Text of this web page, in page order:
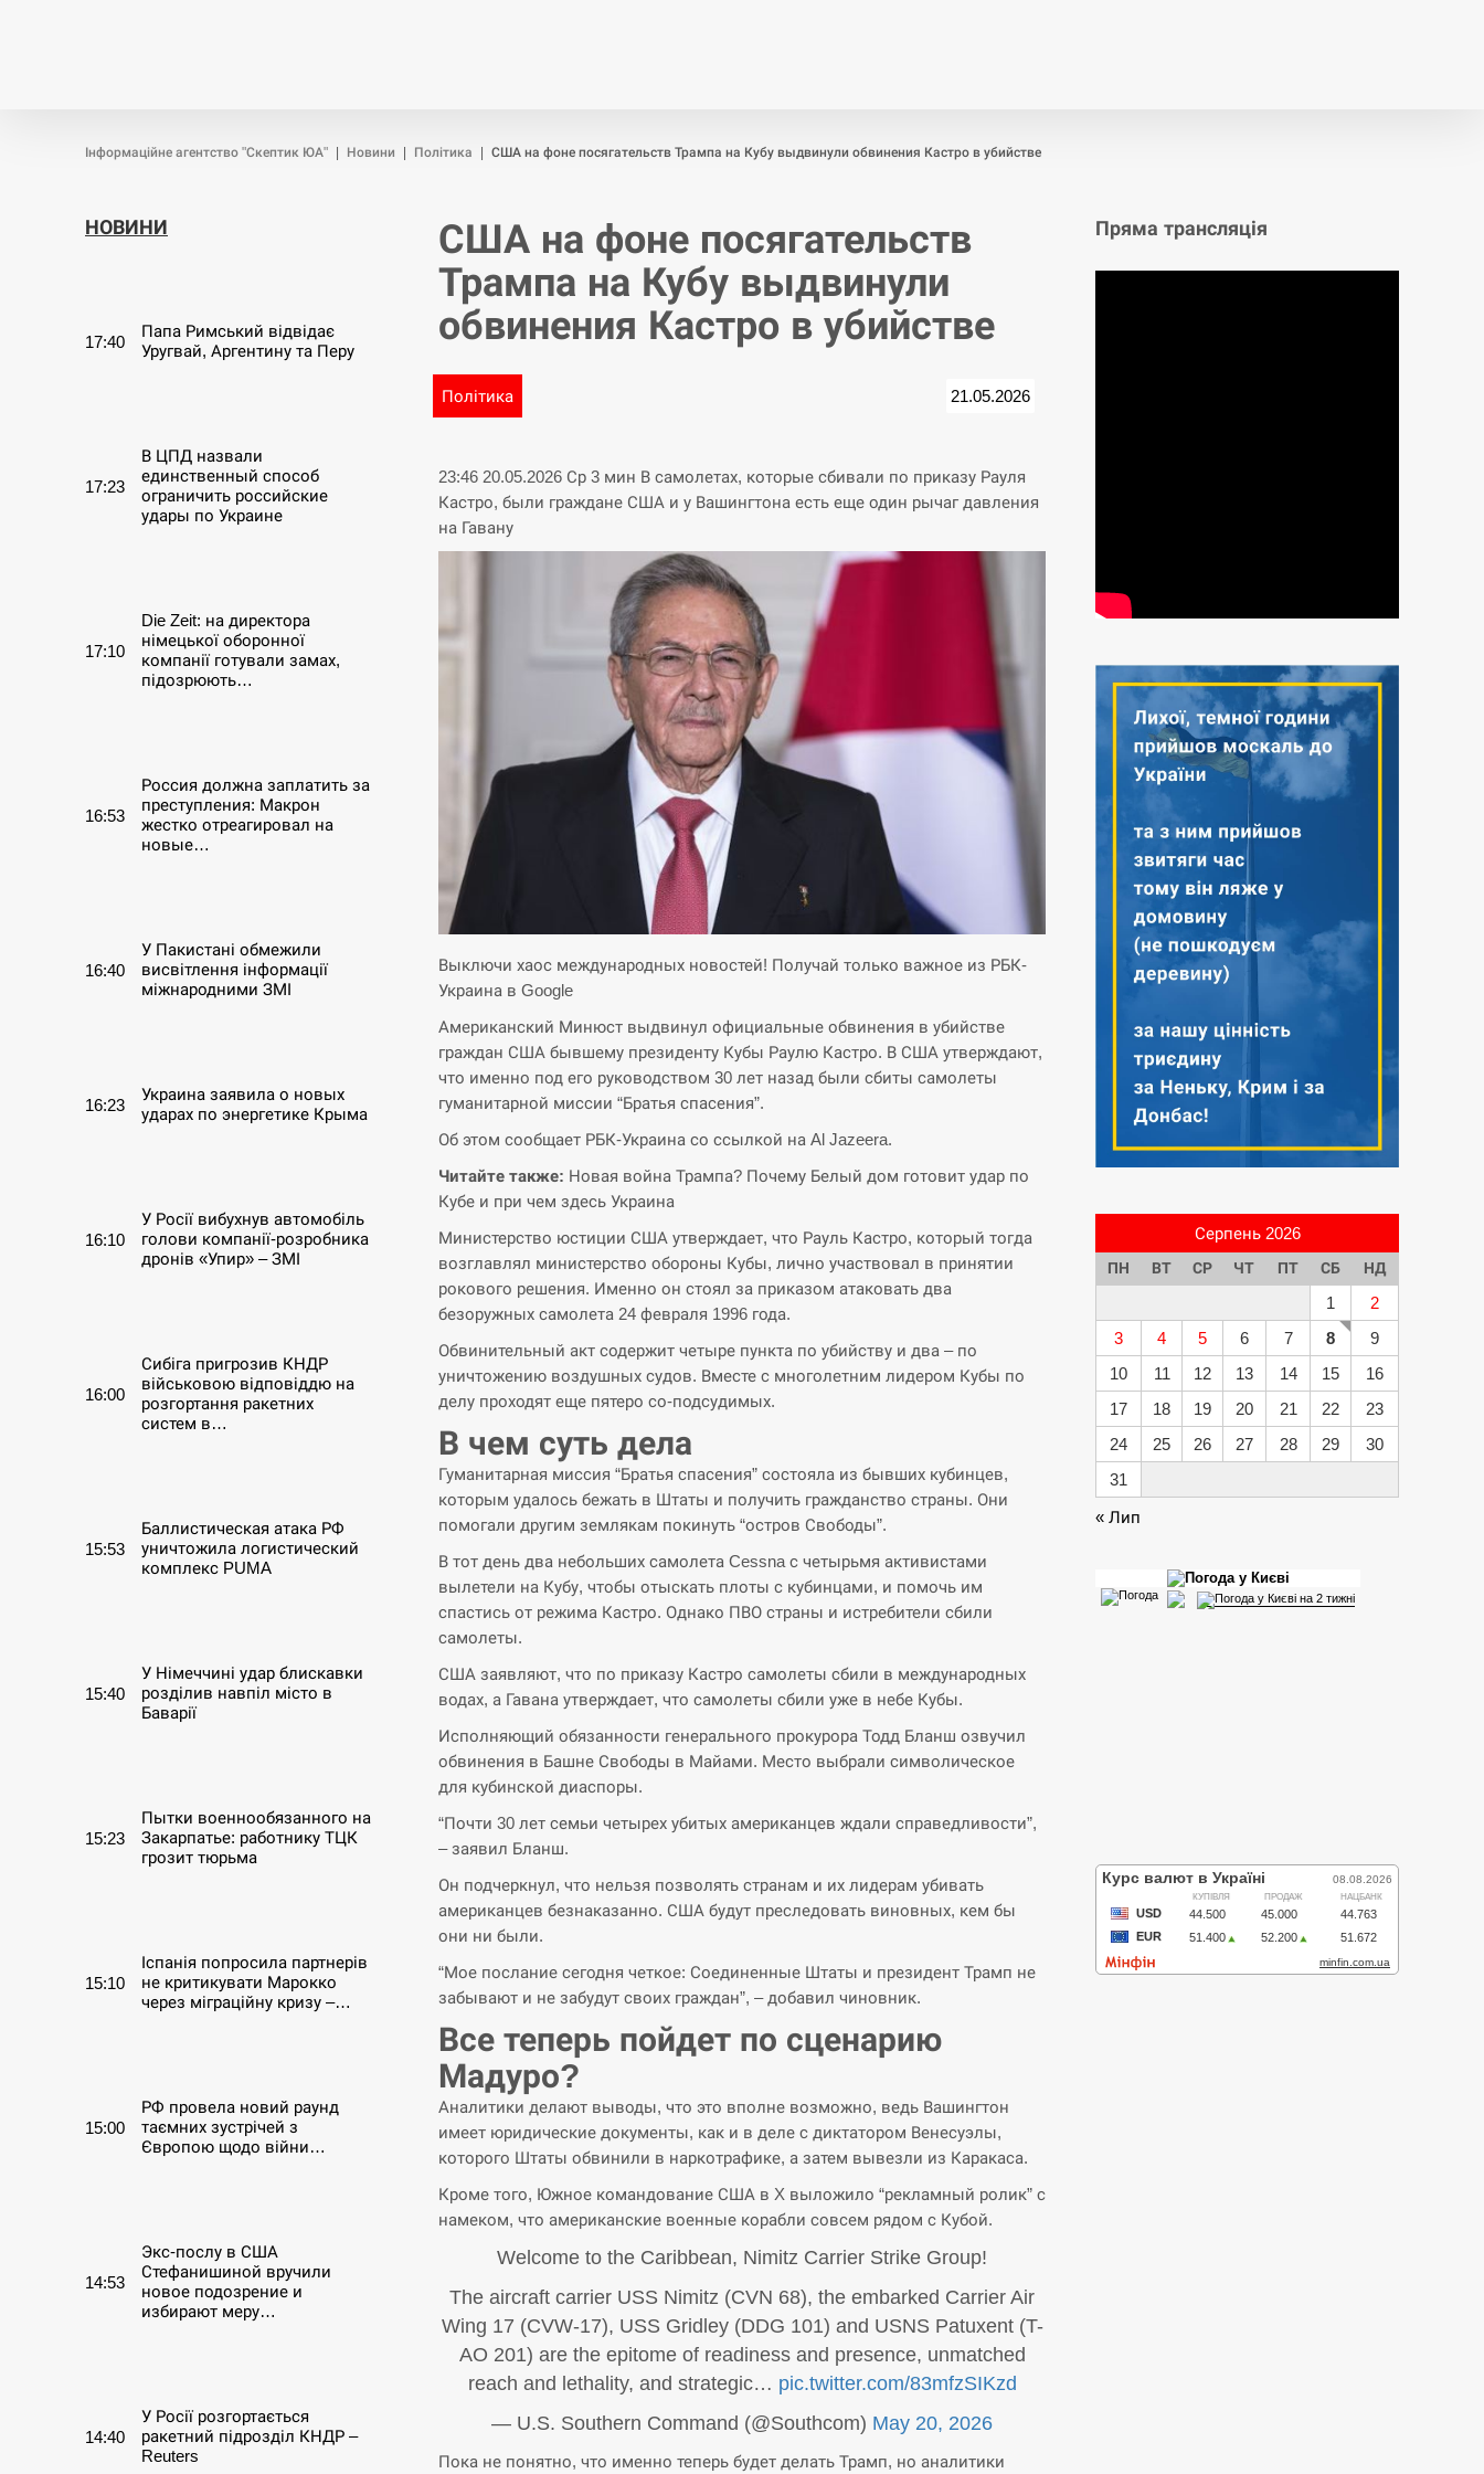
Інформаційне агентство "Скептик ЮА" Новини Політика США на фоне посягательств Трампа на Кубу выдвинули обвинения Кастро в убийстве
НОВИНИ
17:40
Папа Римський відвідає
Уругвай, Аргентину та Перу
17:23
В ЦПД назвали
единственный способ
ограничить российские
удары по Украине
17:10
Die Zeit: на директора
німецької оборонної
компанії готували замах,
підозрюють…
16:53
Россия должна заплатить за
преступления: Макрон
жестко отреагировал на
новые…
16:40
У Пакистані обмежили
висвітлення інформації
міжнародними ЗМІ
16:23
Украина заявила о новых
ударах по энергетике Крыма
16:10
У Росії вибухнув автомобіль
голови компанії-розробника
дронів «Упир» – ЗМІ
16:00
Сибіга пригрозив КНДР
військовою відповіддю на
розгортання ракетних
систем в…
15:53
Баллистическая атака РФ
уничтожила логистический
комплекс PUMA
15:40
У Німеччині удар блискавки
розділив навпіл місто в
Баварії
15:23
Пытки военнообязанного на
Закарпатье: работнику ТЦК
грозит тюрьма
15:10
Іспанія попросила партнерів
не критикувати Марокко
через міграційну кризу –…
15:00
РФ провела новий раунд
таємних зустрічей з
Європою щодо війни…
14:53
Экс-послу в США
Стефанишиной вручили
новое подозрение и
избирают меру…
14:40
У Росії розгортається
ракетний підрозділ КНДР –
Reuters
США на фоне посягательств
Трампа на Кубу выдвинули
обвинения Кастро в убийстве
Політика 21.05.2026
23:46 20.05.2026 Ср 3 мин В самолетах, которые сбивали по приказу Рауля
Кастро, были граждане США и у Вашингтона есть еще один рычаг давления
на Гавану
Выключи хаос международных новостей! Получай только важное из РБК-
Украина в Google
Американский Минюст выдвинул официальные обвинения в убийстве
граждан США бывшему президенту Кубы Раулю Кастро. В США утверждают,
что именно под его руководством 30 лет назад были сбиты самолеты
гуманитарной миссии “Братья спасения”.
Об этом сообщает РБК-Украина со ссылкой на Al Jazeera.
Читайте также: Новая война Трампа? Почему Белый дом готовит удар по
Кубе и при чем здесь Украина
Министерство юстиции США утверждает, что Рауль Кастро, который тогда
возглавлял министерство обороны Кубы, лично участвовал в принятии
рокового решения. Именно он стоял за приказом атаковать два
безоружных самолета 24 февраля 1996 года.
Обвинительный акт содержит четыре пункта по убийству и два – по
уничтожению воздушных судов. Вместе с многолетним лидером Кубы по
делу проходят еще пятеро со-подсудимых.
В чем суть дела
Гуманитарная миссия “Братья спасения” состояла из бывших кубинцев,
которым удалось бежать в Штаты и получить гражданство страны. Они
помогали другим землякам покинуть “остров Свободы”.
В тот день два небольших самолета Cessna с четырьмя активистами
вылетели на Кубу, чтобы отыскать плоты с кубинцами, и помочь им
спастись от режима Кастро. Однако ПВО страны и истребители сбили
самолеты.
США заявляют, что по приказу Кастро самолеты сбили в международных
водах, а Гавана утверждает, что самолеты сбили уже в небе Кубы.
Исполняющий обязанности генерального прокурора Тодд Бланш озвучил
обвинения в Башне Свободы в Майами. Место выбрали символическое
для кубинской диаспоры.
“Почти 30 лет семьи четырех убитых американцев ждали справедливости”,
– заявил Бланш.
Он подчеркнул, что нельзя позволять странам и их лидерам убивать
американцев безнаказанно. США будут преследовать виновных, кем бы
они ни были.
“Мое послание сегодня четкое: Соединенные Штаты и президент Трамп не
забывают и не забудут своих граждан”, – добавил чиновник.
Все теперь пойдет по сценарию
Мадуро?
Аналитики делают выводы, что это вполне возможно, ведь Вашингтон
имеет юридические документы, как и в деле с диктатором Венесуэлы,
которого Штаты обвинили в наркотрафике, а затем вывезли из Каракаса.
Кроме того, Южное командование США в X выложило “рекламный ролик” с
намеком, что американские военные корабли совсем рядом с Кубой.
Welcome to the Caribbean, Nimitz Carrier Strike Group!
The aircraft carrier USS Nimitz (CVN 68), the embarked Carrier Air
Wing 17 (CVW-17), USS Gridley (DDG 101) and USNS Patuxent (T-
AO 201) are the epitome of readiness and presence, unmatched
reach and lethality, and strategic… pic.twitter.com/83mfzSIKzd
— U.S. Southern Command (@Southcom) May 20, 2026
Пока не понятно, что именно теперь будет делать Трамп, но аналитики
Пряма трансляція
Серпень 2026
ПН ВТ СР ЧТ ПТ СБ НД
1
2
3
4 5 6 7 8
9
10
11 12 13 14 15
16
17
18 19 20 21 22
23
24
25 26 27 28 29
30
31
« Лип